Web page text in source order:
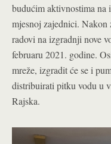
budućim aktivnostima na
mjesnoj zajednici. Nakon
radovi na izgradnji nove
februaru 2021. godine.
mreže, izgradit će se i
distribuirati pitku vodu u
Rajska.